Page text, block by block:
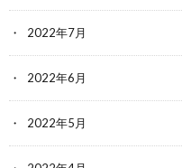
2022年7月
2022年6月
2022年5月